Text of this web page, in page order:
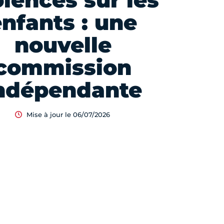
: une
nouvelle
Mise à jour le 06/07/2026